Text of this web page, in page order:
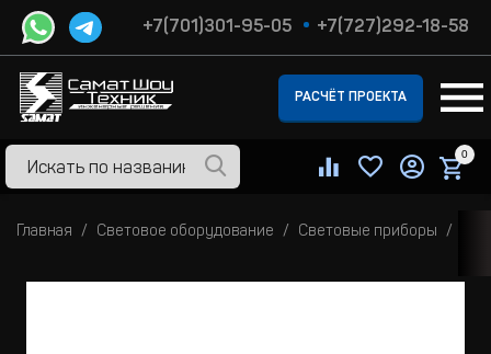
+7(701)301-95-05 +7(727)292-18-58
РАСЧЁТ ПРОЕКТА
0
Главная Световое оборудование Световые приборы